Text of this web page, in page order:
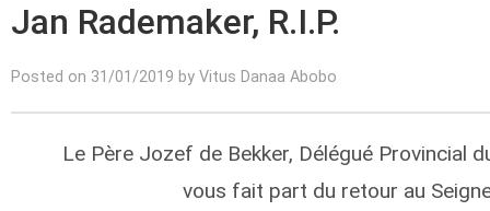
Jan Rademaker, R.I.P.
Posted on 31/01/2019 by Vitus Danaa Abobo
Le Père Jozef de Bekker, Délégué Provincial
vous fait part du retour au